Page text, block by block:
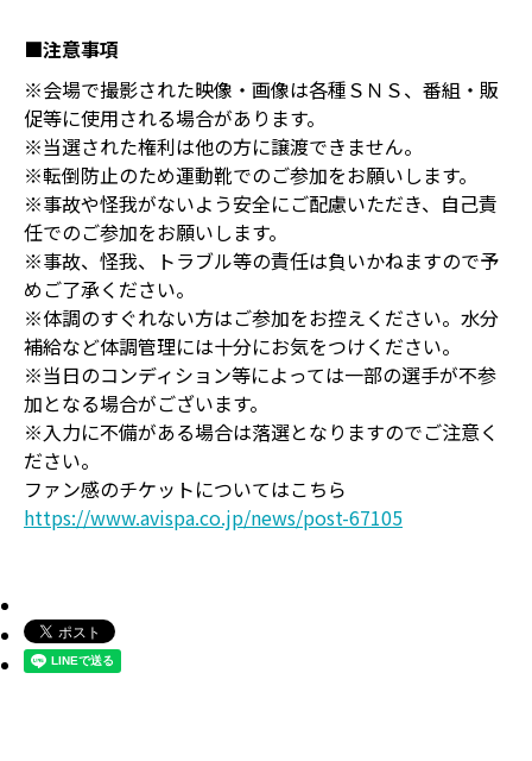
■注意事項
※会場で撮影された映像・画像は各種ＳＮＳ、番組・販
促等に使用される場合があります。
※当選された権利は他の方に譲渡できません。
※転倒防止のため運動靴でのご参加をお願いします。
※事故や怪我がないよう安全にご配慮いただき、自己責
任でのご参加をお願いします。
※事故、怪我、トラブル等の責任は負いかねますので予
めご了承ください。
※体調のすぐれない方はご参加をお控えください。水分
補給など体調管理には十分にお気をつけください。
※当日のコンディション等によっては一部の選手が不参
加となる場合がございます。
※入力に不備がある場合は落選となりますのでご注意く
ださい。
ファン感のチケットについてはこちら
https://www.avispa.co.jp/news/post-67105